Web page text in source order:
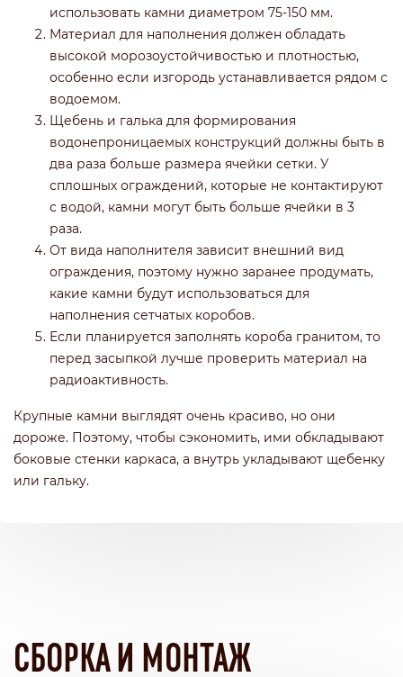
использовать камни диаметром 75-150 мм.
Материал для наполнения должен обладать
высокой морозоустойчивостью и плотностью,
особенно если изгородь устанавливается рядом с
водоемом.
Щебень и галька для формирования
водонепроницаемых конструкций должны быть в
два раза больше размера ячейки сетки. У
сплошных ограждений, которые не контактируют
с водой, камни могут быть больше ячейки в 3
раза.
От вида наполнителя зависит внешний вид
ограждения, поэтому нужно заранее продумать,
какие камни будут использоваться для
наполнения сетчатых коробов.
Если планируется заполнять короба гранитом, то
перед засыпкой лучше проверить материал на
радиоактивность.
Крупные камни выглядят очень красиво, но они
дороже. Поэтому, чтобы сэкономить, ими обкладывают
боковые стенки каркаса, а внутрь укладывают щебенку
или гальку.
СБОРКА И МОНТАЖ